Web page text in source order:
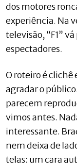
dos motores
experiência. Na
televisão, “F1”
espectadores.
O roteiro é clichê
agradar o
parecem
vimos antes.
interessante.
nem deixa de
telas: um cara